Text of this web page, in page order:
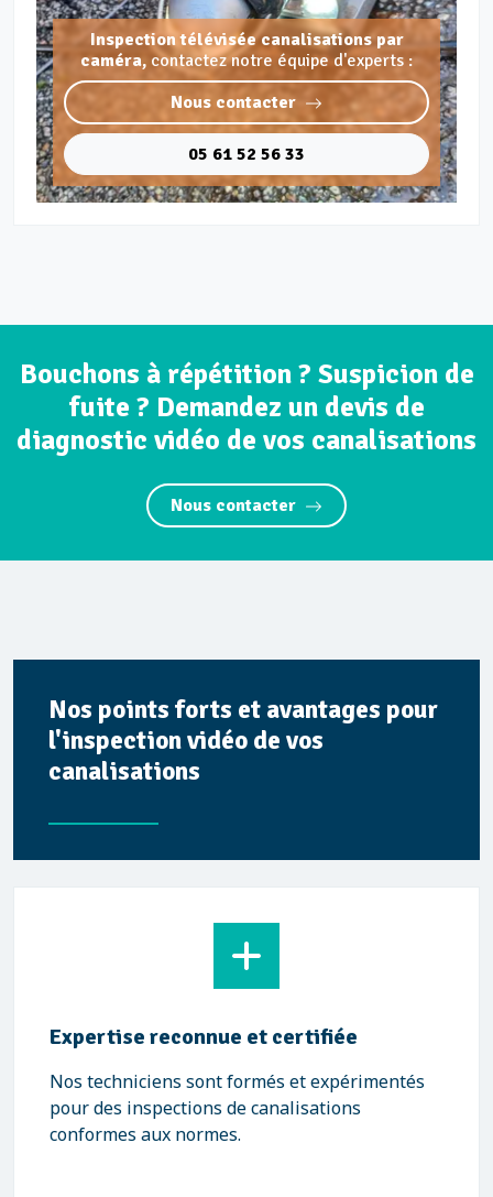
Inspection télévisée canalisations par
caméra, contactez notre équipe d'experts :
Nous contacter
05 61 52 56 33
Bouchons à répétition ? Suspicion de
fuite ? Demandez un devis de
diagnostic vidéo de vos canalisations
Nous contacter
Nos points forts et avantages pour
l'inspection vidéo de vos
canalisations
Expertise reconnue et certifiée
Nos techniciens sont formés et expérimentés
pour des inspections de canalisations
conformes aux normes.